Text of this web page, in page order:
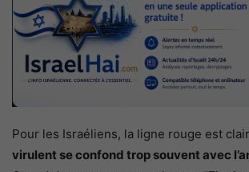
Pour les Israéliens, la ligne rouge est
virulent se confond trop souvent avec